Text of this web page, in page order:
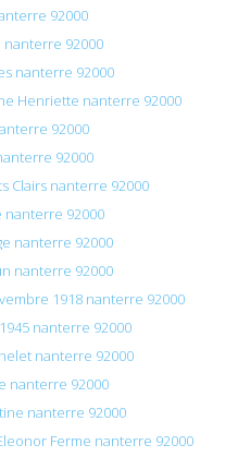
92000
92000
nanterre 92000
Henriette nanterre 92000
92000
92000
Clairs nanterre 92000
nanterre 92000
nanterre 92000
nanterre 92000
1918 nanterre 92000
nanterre 92000
nanterre 92000
nanterre 92000
nanterre 92000
Ferme nanterre 92000